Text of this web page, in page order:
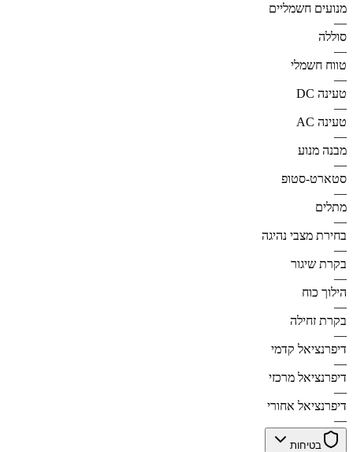
מנועים חשמליים
—
סוללה
—
טווח חשמלי
—
טעינה DC
—
טעינה AC
—
מבנה מנוע
—
סטארט-סטופ
—
מתלים
—
בחירת מצבי נהיגה
—
בקרת שיגור
—
הילוך כוח
—
בקרת זחילה
—
דיפרנציאל קדמי
—
דיפרנציאל מרכזי
—
דיפרנציאל אחורי
—
בטיחות